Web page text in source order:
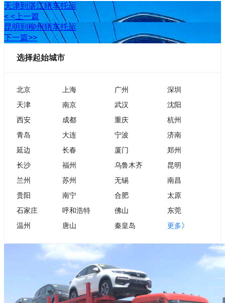
天津到湛江轿车托运
< <上一篇
昆明到柳州轿车托运
下一篇>>
选择起始城市
北京 上海 广州
深圳
天津
南京 武汉
沈阳
西安
成都 重庆
杭州
青岛
大连 宁波
济南
延边
长春 厦门
郑州
长沙
福州 乌鲁木齐
昆明
兰州
苏州 无锡
南昌
贵阳
南宁 合肥
太原
石家庄
呼和浩特 佛山
东莞
温州
唐山 秦皇岛 更多》